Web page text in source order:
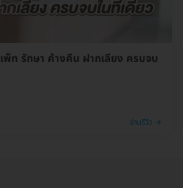
พ็ท รักษา ค้างคืน ฝากเลี้ยง ครบจบ
อ่านรีวิว →